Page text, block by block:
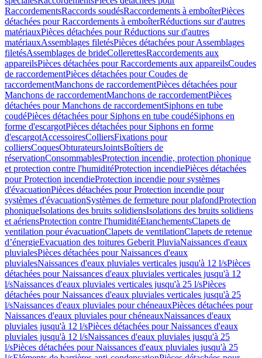
RaccordementsRaccords soudésRaccordements à emboîterPièces
détachées pour Raccordements à emboîterRéductions sur d'autres
matériauxPièces détachées pour Réductions sur d'autres
matériauxAssemblages filetésPièces détachées pour Assemblages
filetésAssemblages de brideCollerettesRaccordements aux
appareilsPièces détachées pour Raccordements aux appareilsCoudes
de raccordementPièces détachées pour Coudes de
raccordementManchons de raccordementPièces détachées pour
Manchons de raccordementManchons de raccordementPièces
détachées pour Manchons de raccordementSiphons en tube
coudéPièces détachées pour Siphons en tube coudéSiphons en
forme d'escargotPièces détachées pour Siphons en forme
d'escargotAccessoiresColliersFixations pour
colliersCoquesObturateursJointsBoîtiers de
réservationConsommablesProtection incendie, protection phonique
et protection contre l'humiditéProtection incendiePièces détachées
pour Protection incendieProtection incendie pour systèmes
d'évacuationPièces détachées pour Protection incendie pour
systèmes d'évacuationSystèmes de fermeture pour plafondProtection
phoniqueIsolations des bruits solidiensIsolations des bruits solidiens
et aériensProtection contre l'humiditéEtanchementsClapets de
ventilation pour évacuationClapets de ventilationClapets de retenue
d’énergieEvacuation des toitures Geberit PluviaNaissances d'eaux
pluvialesPièces détachées pour Naissances d'eaux
pluvialesNaissances d'eaux pluviales verticales jusqu'à 12 l/sPièces
détachées pour Naissances d'eaux pluviales verticales jusqu'à 12
l/sNaissances d'eaux pluviales verticales jusqu'à 25 l/sPièces
détachées pour Naissances d'eaux pluviales verticales jusqu'à 25
l/sNaissances d'eaux pluviales pour chéneauxPièces détachées pour
Naissances d'eaux pluviales pour chéneauxNaissances d'eaux
pluviales jusqu'à 12 l/sPièces détachées pour Naissances d'eaux
pluviales jusqu'à 12 l/sNaissances d'eaux pluviales jusqu'à 25
l/sPièces détachées pour Naissances d'eaux pluviales jusqu'à 25